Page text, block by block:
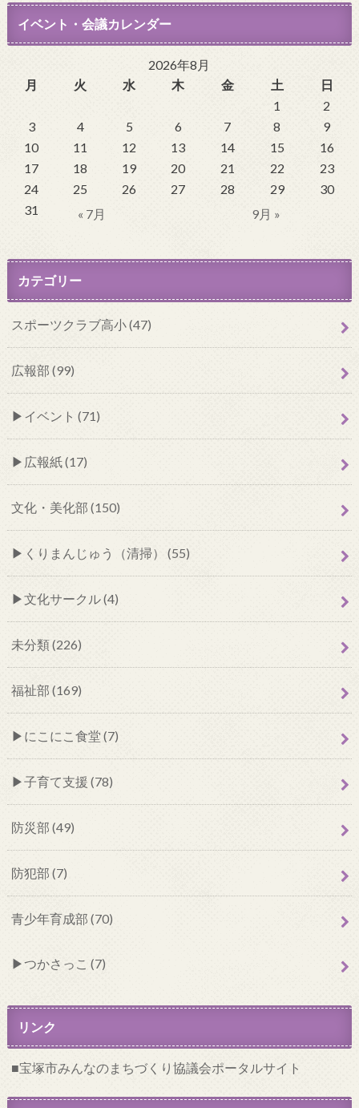
イベント・会議カレンダー
2026年8月
月
火 水 木 金 土
日
1
2
3
4 5 6 7 8
9
10
11 12 13 14 15
16
17
18 19 20 21 22
23
24
25 26 27 28 29
30
31
« 7月 9月 »
カテゴリー
スポーツクラブ高小 (47)
広報部 (99)
イベント (71)
広報紙 (17)
文化・美化部 (150)
くりまんじゅう（清掃） (55)
文化サークル (4)
未分類 (226)
福祉部 (169)
にこにこ食堂 (7)
子育て支援 (78)
防災部 (49)
防犯部 (7)
青少年育成部 (70)
つかさっこ (7)
リンク
宝塚市みんなのまちづくり協議会ポータルサイト